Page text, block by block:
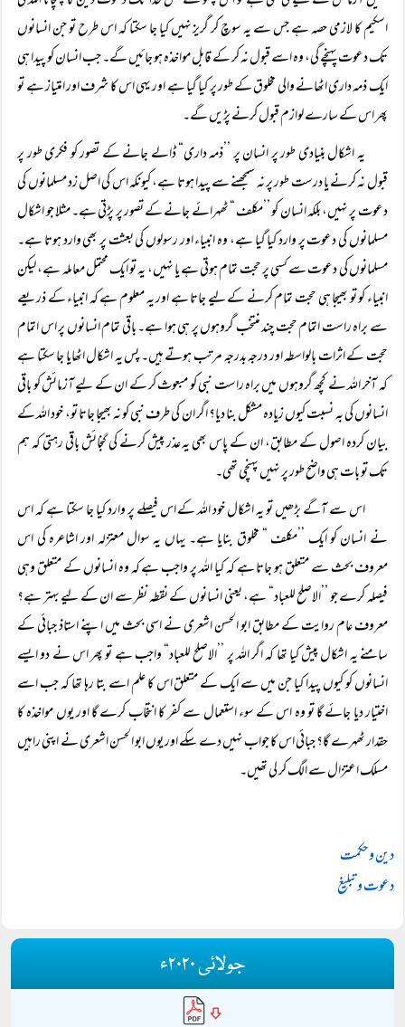
اسکیم کا لازمی حصہ ہے جس سے یہ سوچ کر گریز نہیں کیا جا سکتا کہ اس طرح تو جن انسانوں
تک دعوت پہنچے گی، وہ اسے قبول نہ کر کے قابل مواخذہ ہو جائیں گے۔ جب انسان کو پیدا ہی
ایک ذمہ داری اٹھانے والی مخلوق کے طور پر کیا گیا ہے اور یہی اس کا شرف اور امتیاز ہے تو
پھر اس کے سارے لوازم قبول کرنے پڑیں گے۔
یہ اشکال بنیادی طور پر انسان پر ’’ذمہ داری“ ڈالے جانے کے تصور کو فکری طور پر
قبول نہ کرنے یا درست طور پر نہ سمجھنے سے پیدا ہوتا ہے، کیونکہ اس کی اصل زد مسلمانوں کی
دعوت پر نہیں، بلکہ انسان کو ’’مکلف “ ٹھہرائے جانے کے تصور پر پڑتی ہے۔ مثلا جو اشکال
مسلمانوں کی دعوت پر وارد کیا گیا ہے، وہ انبیاء اور رسولوں کی بعثت پر بھی وارد ہوتا ہے۔
مسلمانوں کی دعوت سے کسی پر حجت تمام ہوتی ہے یا نہیں، یہ تو ایک محتمل معاملہ ہے، لیکن
انبیاء کو تو بھیجا ہی حجت تمام کرنے کے لیے جاتا ہے اور یہ معلوم ہے کہ انبیاء کے ذریعے
سے براہ راست اتمام حجت چند منتخب گروہوں پر ہی ہوا ہے۔ باقی تمام انسانوں پر اس اتمام
حجت کے اثرات بالواسطہ اور درجہ بدرجہ مرتب ہوتے ہیں۔ پس یہ اشکال اٹھایا جا سکتا ہے
کہ آخر اللہ نے کچھ گروہوں میں براہ راست نبی کو مبعوث کر کے ان کے لیے آزمائش کو باقی
انسانوں کی بہ نسبت کیوں زیادہ مشکل بنا دیا؟ اگر ان کی طرف نبی کو نہ بھیجا جاتا تو، خود اللہ کے
بیان کردہ اصول کے مطابق، ان کے پاس بھی یہ عذر پیش کرنے کی گنجائش باقی رہتی کہ ہم
تک تو بات ہی واضح طور پر نہیں پہنچی تھی۔
اس سے آگے بڑھیں تو یہ اشکال خود اللہ کے اس فیصلے پر وارد کیا جا سکتا ہے کہ اس
نے انسان کو ایک ’’مکلف “ مخلوق بنایا ہے۔ یہاں یہ سوال معتزلہ اور اشاعرہ کی اس
معروف بحث سے متعلق ہو جاتا ہے کہ کیا اللہ پر واجب ہے کہ وہ انسانوں کے متعلق وہی
فیصلہ کرے جو ’’الاصلح للعباد“ ہے، یعنی انسانوں کے نقطہ نظر سے ان کے لیے بہتر ہے؟
معروف عام روایت کے مطابق ابو الحسن اشعری نے اسی بحث میں اپنے استاذ جبائی کے
سامنے یہ اشکال پیش کیا تھا کہ اگر اللہ پر ’’الاصلح للعباد“ واجب ہے تو پھر اس نے دو ایسے
انسانوں کو کیوں پیدا کیا جن میں سے ایک کے متعلق اس کا علم اسے بتا رہا تھا کہ جب اسے
اختیار دیا جائے گا تو وہ اس کے سوء استعمال سے کفر کا انتخاب کرے گا اور یوں مواخذہ کا
حقدار ٹھہرے گا؟ جبائی اس کا جواب نہیں دے سکے اور یوں ابو الحسن اشعری نے اپنی راہیں
مسلک اعتزال سے الگ کر لی تھیں۔
دین و حکمت
دعوت و تبلیغ
جولائی ۲۰۲۰ء